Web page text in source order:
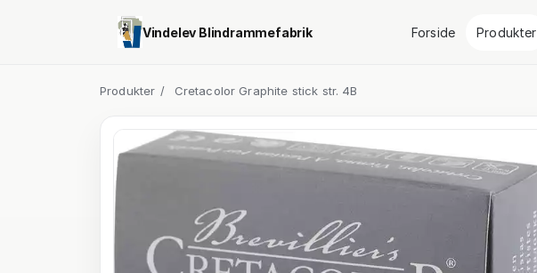
Vindelev Blindrammefabrik Forside Produkter
Produkter / Cretacolor Graphite stick str. 4B